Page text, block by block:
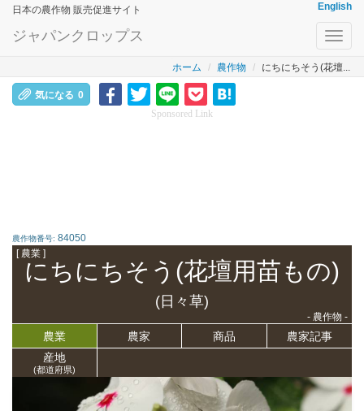
日本の農作物 販売促進サイト English
ジャパンクロップス
ホーム 農作物 にちにちそう(花壇...
気になる 0
Sponsored Link
農作物番号: 84050
[ 農業 ]
にちにちそう(花壇用苗もの)
(日々草)
- 農作物 -
農業 農家 商品
農家記事
産地
(都道府県)